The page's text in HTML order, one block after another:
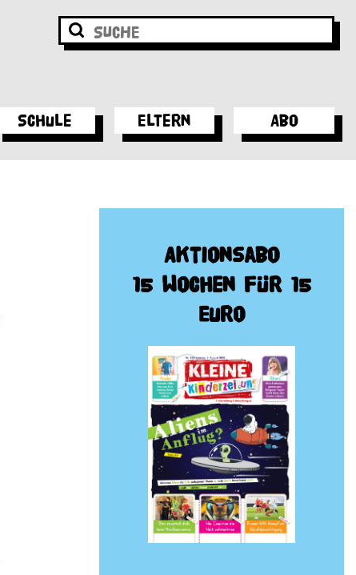
Schule Eltern Abo
Aktionsabo
15 Wochen für 15
Euro